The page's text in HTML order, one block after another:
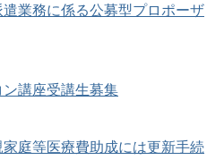
業務に係る公募型プロポーザ
講座受講生募集
庭等医療費助成には更新手続